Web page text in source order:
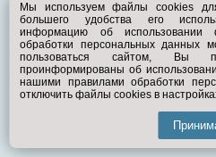
© Exist.ru
Мы используем файлы cookies
большего удобства его
информацию об
обработки персональных данных
пользоваться сайтом, Вы
проинформированы об
нашими правилами обработки
отключить файлы cookies в